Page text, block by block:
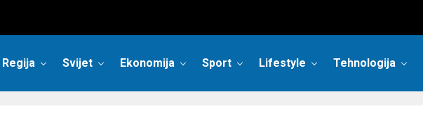
Regija Svijet Ekonomija Sport Lifestyle Tehnologija